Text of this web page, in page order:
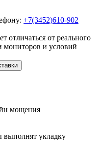
+7(3452)610-902
отличаться от реального
мониторов и условий
мощения
выполнят укладку